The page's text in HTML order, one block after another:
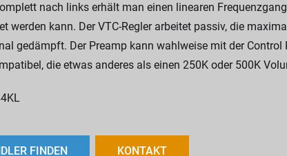
nach links erhält man einen linearen
werden kann. Der VTC-Regler arbeitet passiv, die
gedämpft. Der Preamp kann wahlweise mit der
die etwas anderes als einen 250K oder 500K
FINDEN KONTAKT